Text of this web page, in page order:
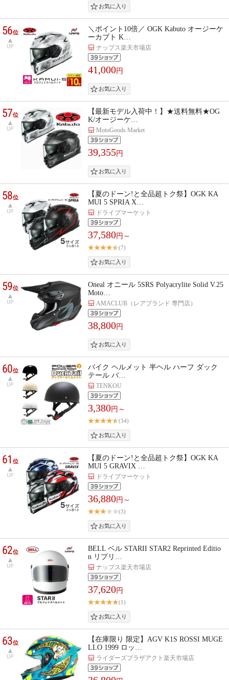
56位
UP
＼ポイント10倍／ OGK Kabuto オージーケ
ーカブト K…
ナップス楽天市場店
41,000円
57位
UP
【最新モデル入荷中！】★送料無料★OG
K/オージーケ…
MotoGoods Market
39,355円
58位
UP
【夏のドーン!と全品超トク祭】OGK KA
MUI 5 SPRIA X…
ドライブマーケット
37,580円～
(7)
59位
UP
Oneal オニール 5SRS Polyacrylite Solid V.25
Moto…
AMACLUB（レアブランド 専門店）
38,800円
60位
UP
バイク ヘルメット 半ヘル ハーフ ダック
テール バ…
TENKOU
3,380円～
(34)
61位
UP
【夏のドーン!と全品超トク祭】OGK KA
MUI 5 GRAVIX …
ドライブマーケット
36,880円～
(3)
62位
UP
BELL ベル STARII STAR2 Reprinted Editio
n リプリ…
ナップス楽天市場店
37,620円
(1)
63位
UP
【在庫限り 限定】AGV K1S ROSSI MUGE
LLO 1999 ロッ…
ライダーズプラザアクト楽天市場店